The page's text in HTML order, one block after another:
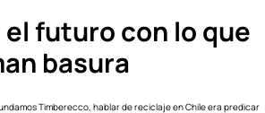
futuro con lo que
basura
Timberecco, hablar de reciclaje en Chile era predicar